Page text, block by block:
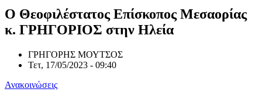
Ο Θεοφιλέστατος Επίσκοπος Μεσαορίας
κ. ΓΡΗΓΟΡΙΟΣ στην Ηλεία
ΓΡΗΓΟΡΗΣ ΜΟΥΤΣΟΣ
Τετ, 17/05/2023 - 09:40
Ανακοινώσεις